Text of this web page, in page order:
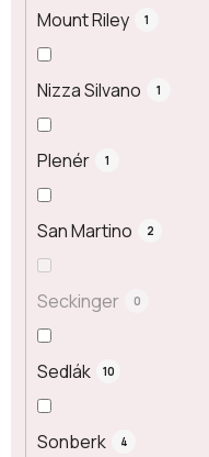
Mount Riley 1
Nizza Silvano 1
Plenér 1
San Martino 2
Seckinger 0
Sedlák 10
Sonberk 4